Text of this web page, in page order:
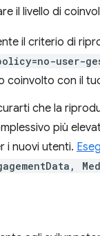
il livello di
il criterio di
user-
coinvolto con il
che la
più
i nuovi utenti.